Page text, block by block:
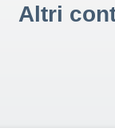
Altri